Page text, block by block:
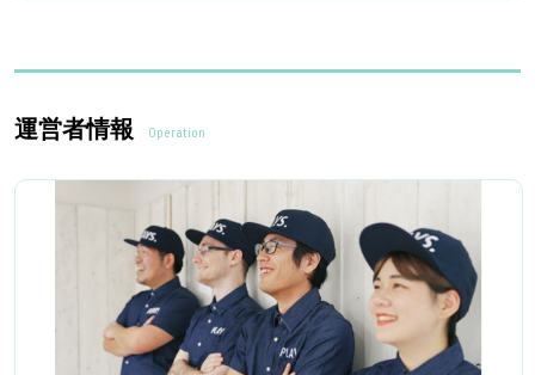
運営者情報 Operation